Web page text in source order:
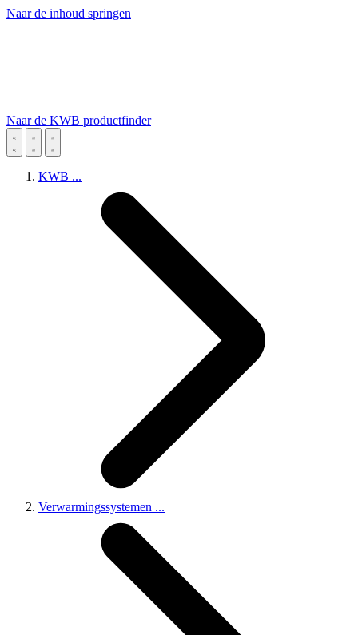
Naar de inhoud springen
Naar de KWB productfinder
KWB ...
Verwarmingssystemen ...